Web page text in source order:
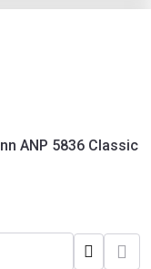
ANP 5836 Classic